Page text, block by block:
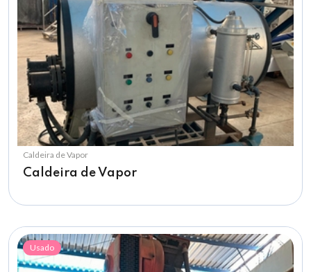
Caldeira de Vapor
Caldeira de Vapor
Usado